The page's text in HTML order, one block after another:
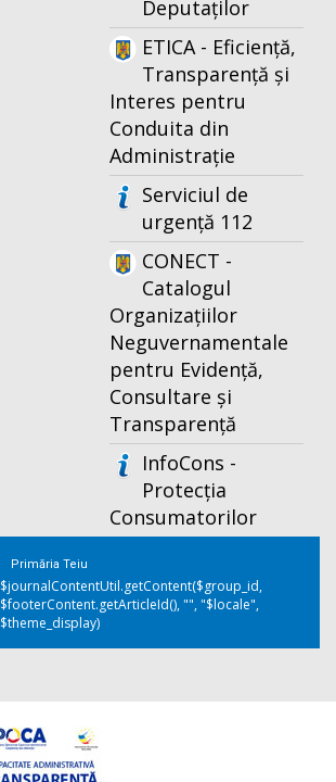
Deputaților
ETICA - Eficiență,
Transparență și
Interes pentru
Conduita din
Administrație
Serviciul de
urgență 112
CONECT -
Catalogul
Organizațiilor
Neguvernamentale
pentru Evidență,
Consultare și
Transparență
InfoCons -
Protecția
Consumatorilor
Primăria Teiu
$journalContentUtil.getContent($group_id,
$footerContent.getArticleId(), "", "$locale",
$theme_display)